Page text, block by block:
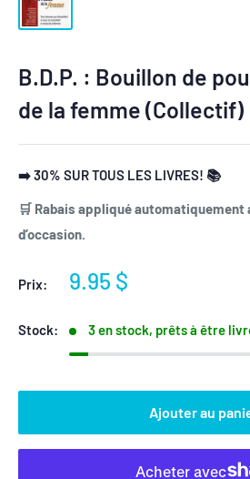
B.D.P. : Bouillon de
de la femme (Collectif)
➡️ 30% SUR TOUS LES LIVRES! 📚
🛒 Rabais appliqué automatiquement
d’occasion.
Prix:
Prix
9.95 $
Stock: 3 en stock, prêts à être
Ajouter au